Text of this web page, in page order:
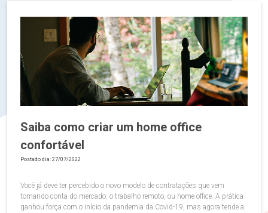
Saiba como criar um home office
confortável
Postado dia: 27/07/2022
Você já deve ter percebido o novo modelo de contratações que vem
tomando conta do mercado: o trabalho remoto, ou home office. A prática
ganhou força com o início da pandemia da Covid-19, mas agora tende a